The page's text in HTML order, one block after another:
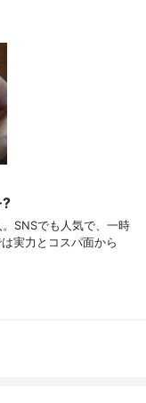
SNSでも人気で、一時
実力とコスパ面から